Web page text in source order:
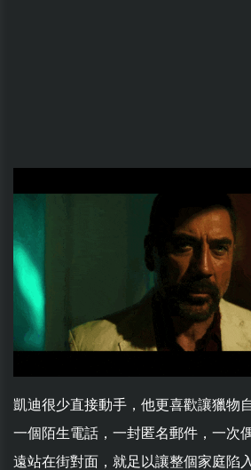
凱迪很少直接動手，他更喜歡讓獵物
一個陌生電話，一封匿名郵件，一次
遠站在街對面，就足以讓整個家庭陷入